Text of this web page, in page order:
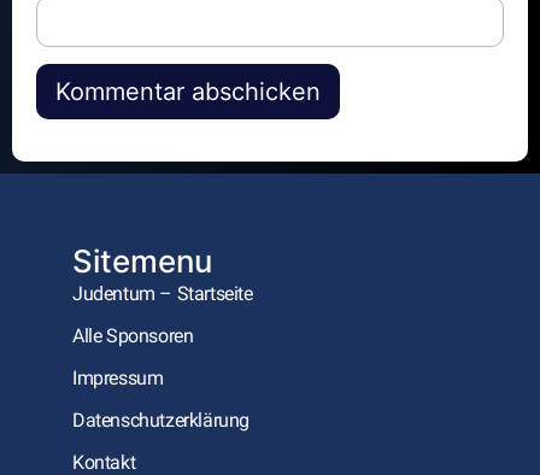
Alternative:
Sitemenu
Judentum – Startseite
Alle Sponsoren
Impressum
Datenschutzerklärung
Kontakt